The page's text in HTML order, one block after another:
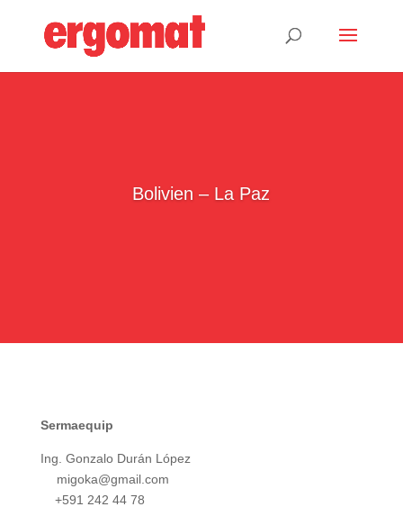
Bolivien – La Paz
Sermaequip
Ing. Gonzalo Durán López
migoka@gmail.com
+591 242 44 78